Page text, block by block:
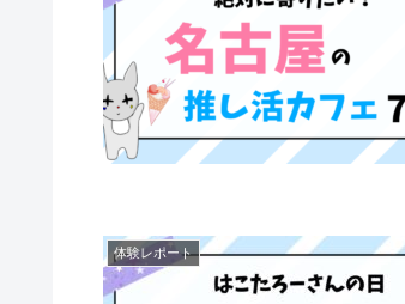
体験レポート